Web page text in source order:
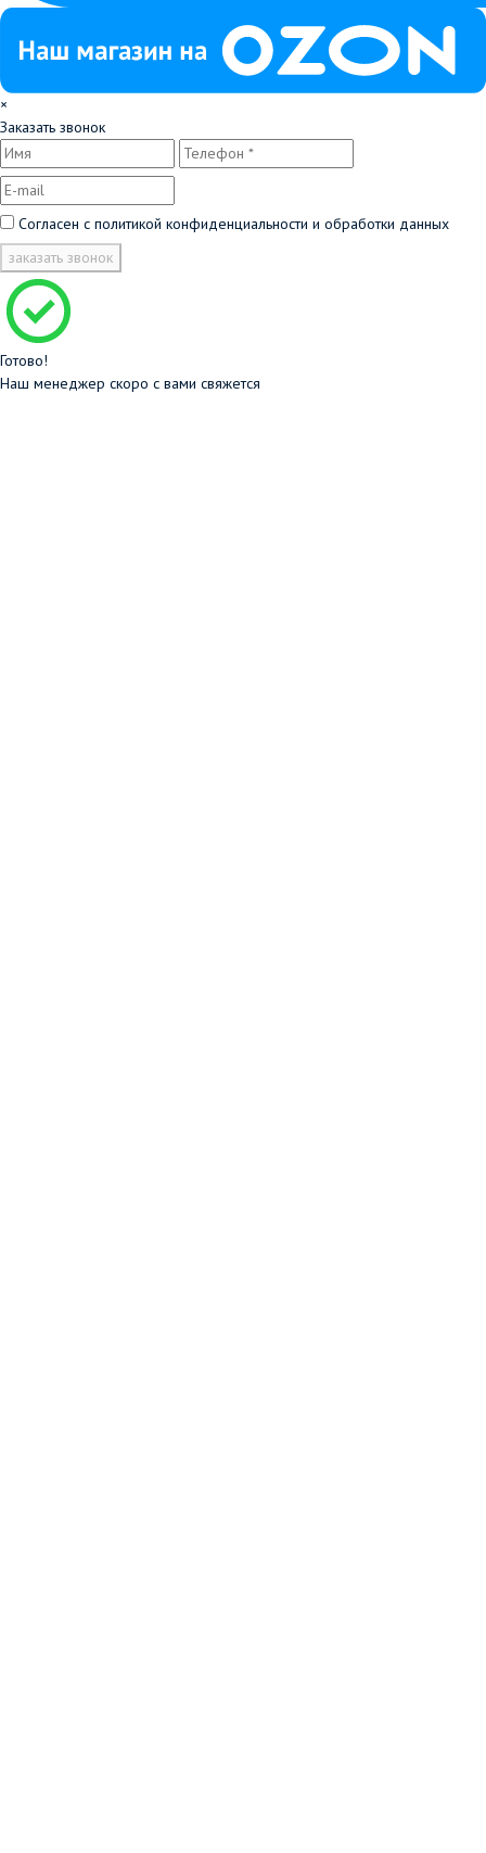
×
Заказать звонок
Согласен с политикой конфиденциальности и обработки данных
заказать звонок
Готово!
Наш менеджер скоро с вами свяжется